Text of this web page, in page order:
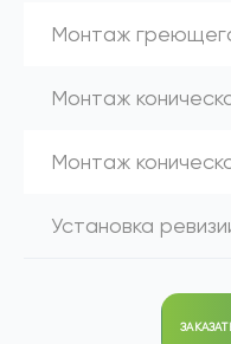
Монтаж
Монтаж
Монтаж
Установка